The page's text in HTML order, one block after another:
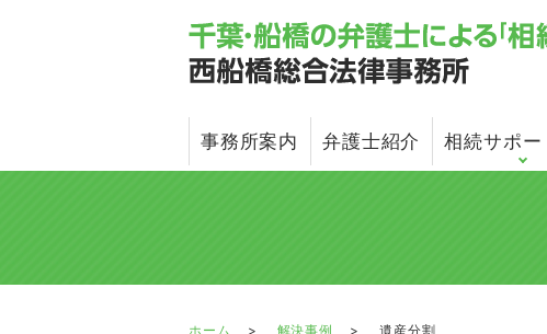
事務所案内 弁護士紹介 相続サポー
ホーム 解決事例 遺産分割